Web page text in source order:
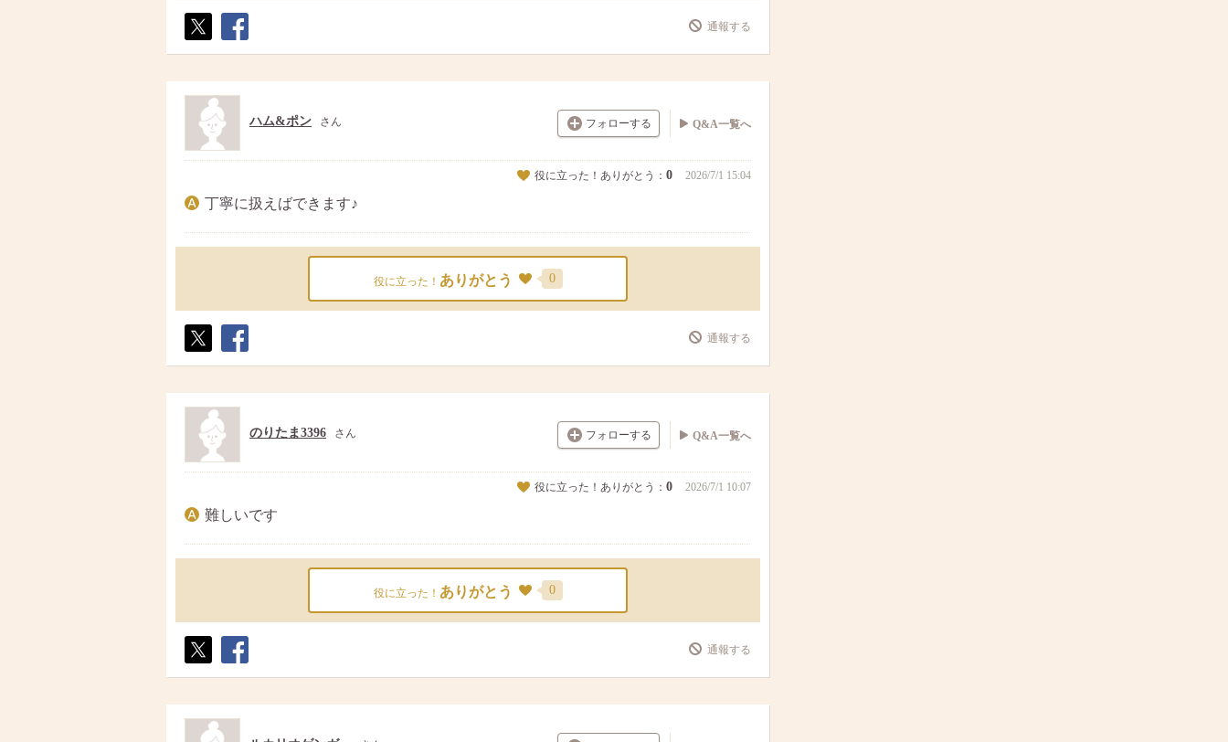
ト
ア
通報する
フォローする
ハム&ポン さん Q&A一覧へ
役に立った！ありがとう： 0 2026/7/1 15:04
丁寧に扱えばできます♪
役に立った！ ありがとう 0
ト
ア
通報する
フォローする
のりたま3396 さん Q&A一覧へ
役に立った！ありがとう： 0 2026/7/1 10:07
難しいです
役に立った！ ありがとう 0
ト
ア
通報する